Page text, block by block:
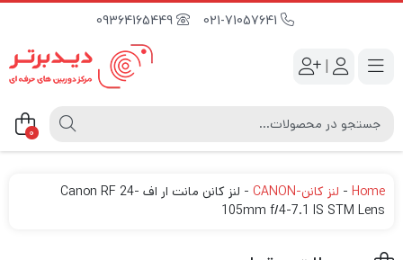
09364165449
|
0
Home
- لنز کانن-CANON -
لنز کانن مانت ار اف Canon RF 24-
105mm f/4-7.1 IS STM Lens